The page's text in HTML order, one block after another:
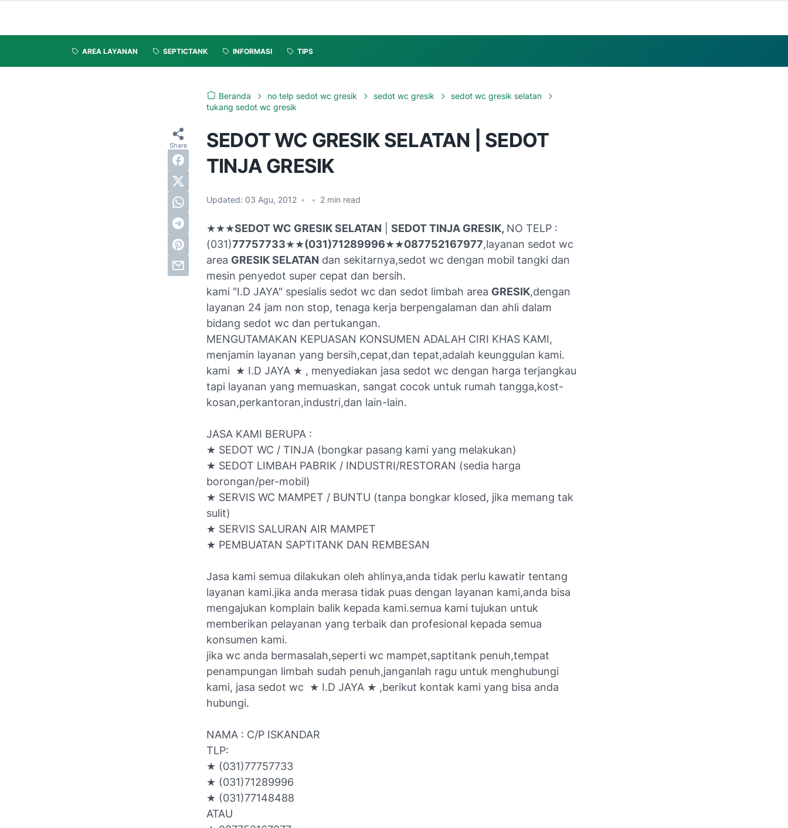
AREA LAYANAN SEPTICTANK INFORMASI TIPS
Beranda no telp sedot wc gresik sedot wc gresik
sedot wc gresik selatan
tukang sedot wc gresik
SEDOT WC GRESIK SELATAN | SEDOT
TINJA GRESIK
Updated: 03 Agu, 2012 • • 2 min read
★★★SEDOT WC GRESIK SELATAN SEDOT TINJA GRESIK, NO TELP :
(031)77757733★★(031)71289996★★087752167977,layanan sedot wc
area GRESIK SELATAN dan sekitarnya,sedot wc dengan mobil tangki dan
mesin penyedot super cepat dan bersih.
kami "I.D JAYA" spesialis sedot wc dan sedot limbah area GRESIK,dengan
layanan 24 jam non stop, tenaga kerja berpengalaman dan ahli dalam
bidang sedot wc dan pertukangan.
MENGUTAMAKAN KEPUASAN KONSUMEN ADALAH CIRI KHAS KAMI,
menjamin layanan yang bersih,cepat,dan tepat,adalah keunggulan kami.
kami ★ I.D JAYA ★ , menyediakan jasa sedot wc dengan harga terjangkau
tapi layanan yang memuaskan, sangat cocok untuk rumah tangga,kost-
kosan,perkantoran,industri,dan lain-lain.
JASA KAMI BERUPA :
★ SEDOT WC / TINJA (bongkar pasang kami yang melakukan)
★ SEDOT LIMBAH PABRIK / INDUSTRI/RESTORAN (sedia harga
borongan/per-mobil)
★ SERVIS WC MAMPET / BUNTU (tanpa bongkar klosed, jika memang tak
sulit)
★ SERVIS SALURAN AIR MAMPET
★ PEMBUATAN SAPTITANK DAN REMBESAN
Jasa kami semua dilakukan oleh ahlinya,anda tidak perlu kawatir tentang
layanan kami.jika anda merasa tidak puas dengan layanan kami,anda bisa
mengajukan komplain balik kepada kami.semua kami tujukan untuk
memberikan pelayanan yang terbaik dan profesional kepada semua
konsumen kami.
jika wc anda bermasalah,seperti wc mampet,saptitank penuh,tempat
penampungan limbah sudah penuh,janganlah ragu untuk menghubungi
kami, jasa sedot wc ★ I.D JAYA ★ ,berikut kontak kami yang bisa anda
hubungi.
NAMA : C/P ISKANDAR
TLP:
★ (031)77757733
★ (031)71289996
★ (031)77148488
ATAU